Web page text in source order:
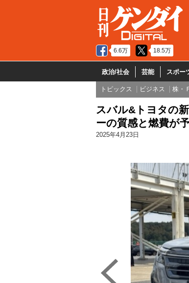
6.6万 18.5万
政治/社会 芸能 スポー
トピックス ビジネス 株・
スバル&トヨタの
ーの質感と燃費が
2025年4月23日